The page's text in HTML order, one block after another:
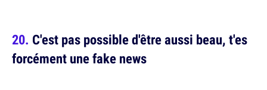
C'est pas possible d'être aussi beau, t'es
forcément une fake news